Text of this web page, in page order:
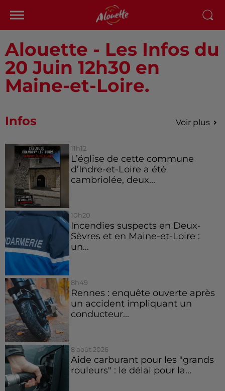
Alouette - Les Infos du
20 Juin 12h30 en
Maine-et-Loire.
Infos Voir plus
11h12
L’église de cette commune
d’Indre-et-Loire a été
cambriolée, deux...
10h20
Incendies suspects en Deux-
Sèvres et en Maine-et-Loire :
un...
8h49
Rennes : enquête ouverte après
un accident impliquant un
conducteur...
8 août 2026
Aide carburant pour les "grands
rouleurs" : le délai pour la...